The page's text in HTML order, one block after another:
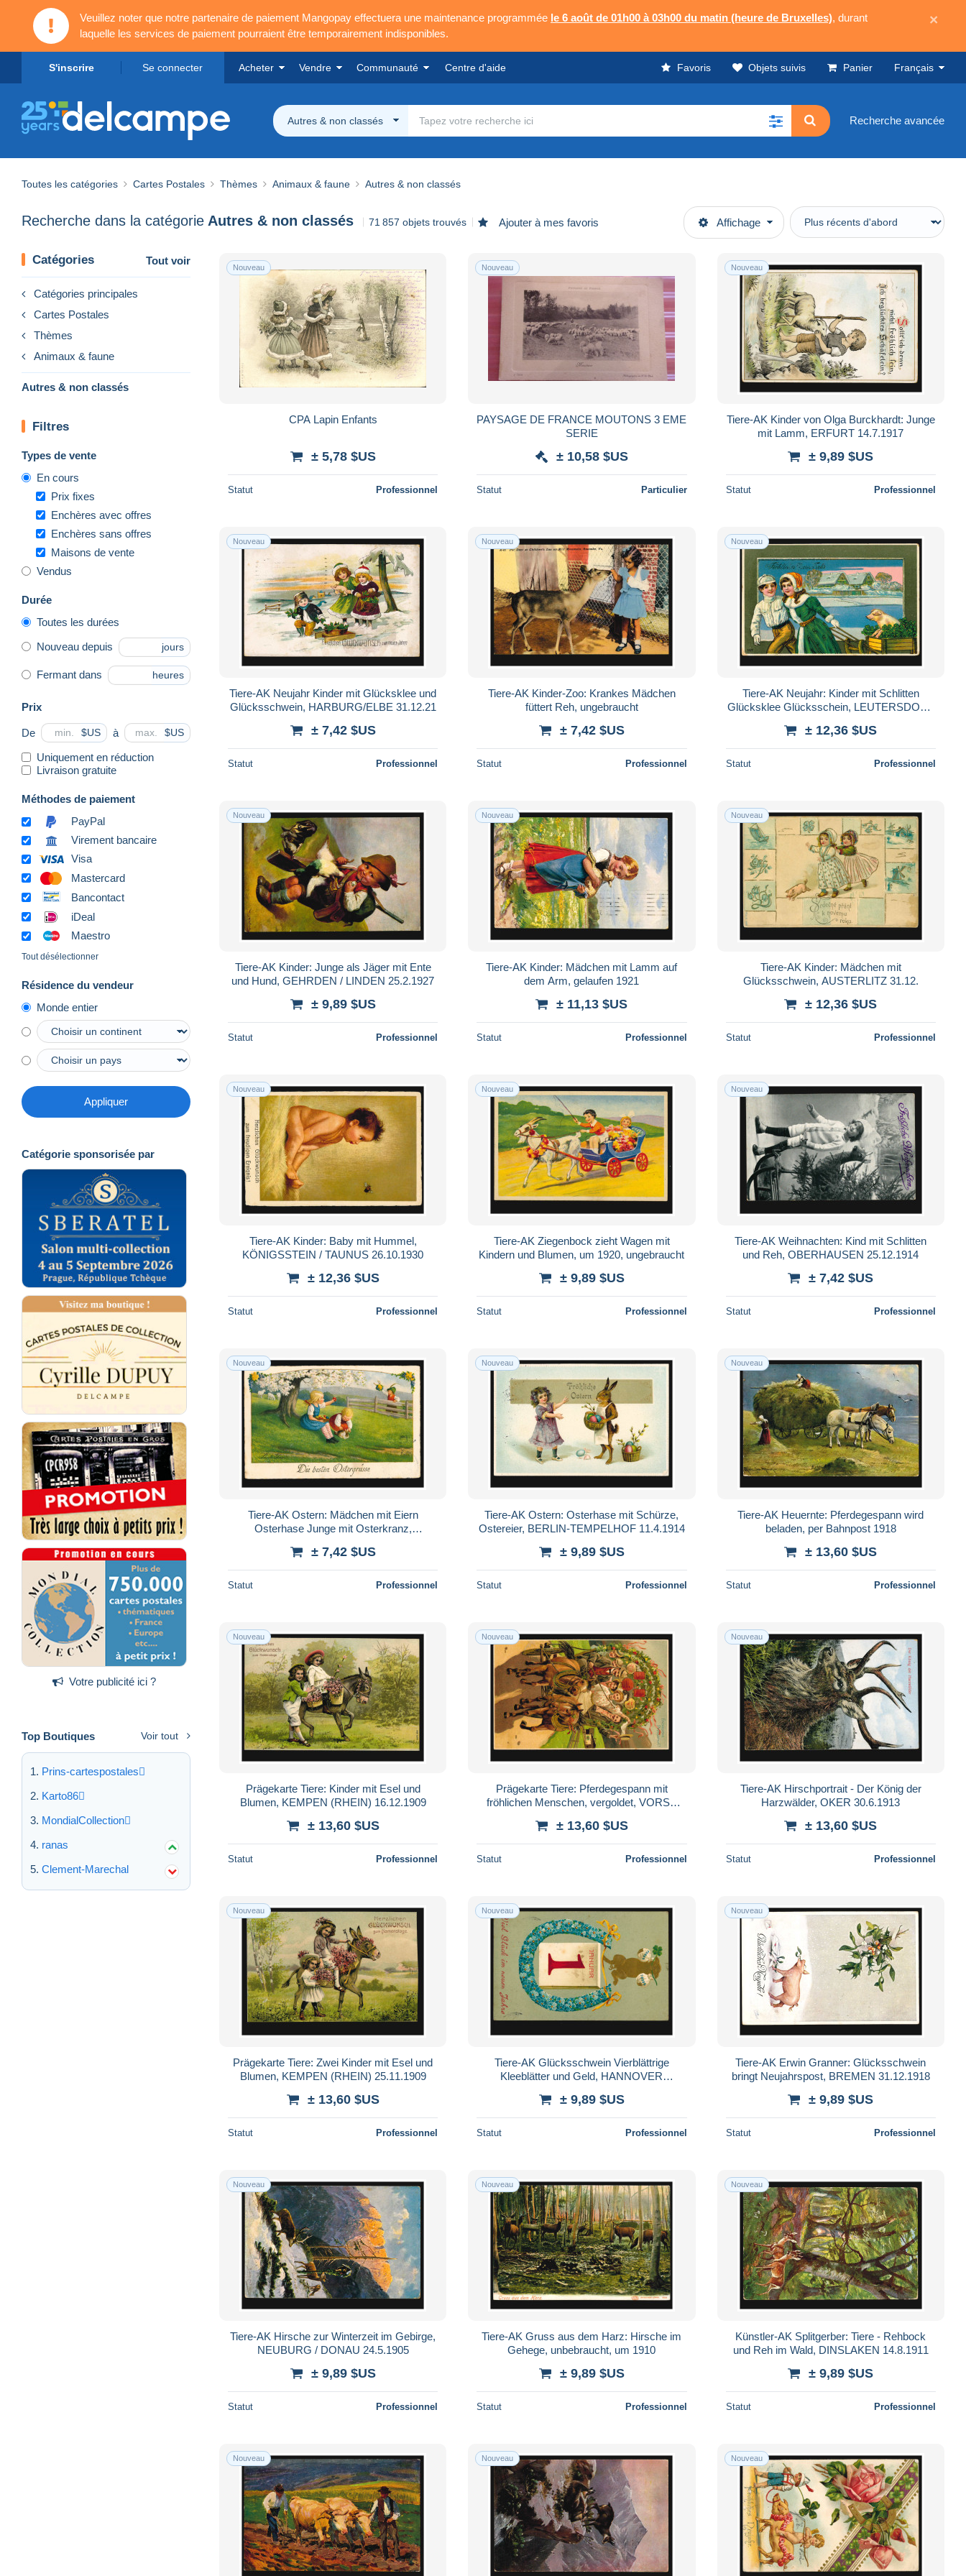
Veuillez noter que notre partenaire de paiement Mangopay effectuera une maintenance programmée le 6 août de 01h00 à 03h00 du matin (heure de Bruxelles), durant
laquelle les services de paiement pourraient être temporairement indisponibles.
×
S'inscrire Se connecter Acheter Vendre Communauté Centre d'aide Favoris Objets suivis Panier Français
Autres & non classés Recherche avancée
Toutes les catégories Cartes Postales Thèmes Animaux & faune Autres & non classés
Recherche dans la catégorie Autres & non classés 71 857 objets trouvés Ajouter à mes favoris Affichage
Catégories Tout voir
Catégories principales
Cartes Postales
Thèmes
Animaux & faune
Autres & non classés
Filtres
Types de vente
En cours
Prix fixes
Enchères avec offres
Enchères sans offres
Maisons de vente
Vendus
Durée
Toutes les durées
Nouveau depuis jours
Fermant dans heures
Prix
De $US à $US
Uniquement en réduction
Livraison gratuite
Méthodes de paiement
PayPal
Virement bancaire
Visa
Mastercard
Bancontact
iDeal
Maestro
Tout désélectionner
Résidence du vendeur
Monde entier
Appliquer
Catégorie sponsorisée par
Votre publicité ici ?
Top Boutiques Voir tout
Prins-cartespostales
Karto86
MondialCollection
ranas
Clement-Marechal
Nouveau
CPA Lapin Enfants
± 5,78 $US
Statut Professionnel
Nouveau
PAYSAGE DE FRANCE MOUTONS 3 EME
SERIE
± 10,58 $US
Statut Particulier
Nouveau
Tiere-AK Kinder von Olga Burckhardt: Junge
mit Lamm, ERFURT 14.7.1917
± 9,89 $US
Statut Professionnel
Nouveau
Tiere-AK Neujahr Kinder mit Glücksklee und
Glücksschwein, HARBURG/ELBE 31.12.21
± 7,42 $US
Statut Professionnel
Nouveau
Tiere-AK Kinder-Zoo: Krankes Mädchen
füttert Reh, ungebraucht
± 7,42 $US
Statut Professionnel
Nouveau
Tiere-AK Neujahr: Kinder mit Schlitten
Glücksklee Glücksschein, LEUTERSDORF
± 12,36 $US
Statut Professionnel
Nouveau
Tiere-AK Kinder: Junge als Jäger mit Ente
und Hund, GEHRDEN / LINDEN 25.2.1927
± 9,89 $US
Statut Professionnel
Nouveau
Tiere-AK Kinder: Mädchen mit Lamm auf
dem Arm, gelaufen 1921
± 11,13 $US
Statut Professionnel
Nouveau
Tiere-AK Kinder: Mädchen mit
Glücksschwein, AUSTERLITZ 31.12.
± 12,36 $US
Statut Professionnel
Nouveau
Tiere-AK Kinder: Baby mit Hummel,
KÖNIGSSTEIN / TAUNUS 26.10.1930
± 12,36 $US
Statut Professionnel
Nouveau
Tiere-AK Ziegenbock zieht Wagen mit
Kindern und Blumen, um 1920, ungebraucht
± 9,89 $US
Statut Professionnel
Nouveau
Tiere-AK Weihnachten: Kind mit Schlitten
und Reh, OBERHAUSEN 25.12.1914
± 7,42 $US
Statut Professionnel
Nouveau
Tiere-AK Ostern: Mädchen mit Eiern
Osterhase Junge mit Osterkranz,
± 7,42 $US
Statut Professionnel
Nouveau
Tiere-AK Ostern: Osterhase mit Schürze,
Ostereier, BERLIN-TEMPELHOF 11.4.1914
± 9,89 $US
Statut Professionnel
Nouveau
Tiere-AK Heuernte: Pferdegespann wird
beladen, per Bahnpost 1918
± 13,60 $US
Statut Professionnel
Nouveau
Prägekarte Tiere: Kinder mit Esel und
Blumen, KEMPEN (RHEIN) 16.12.1909
± 13,60 $US
Statut Professionnel
Nouveau
Prägekarte Tiere: Pferdegespann mit
fröhlichen Menschen, vergoldet, VORST
± 13,60 $US
Statut Professionnel
Nouveau
Tiere-AK Hirschportrait - Der König der
Harzwälder, OKER 30.6.1913
± 13,60 $US
Statut Professionnel
Nouveau
Prägekarte Tiere: Zwei Kinder mit Esel und
Blumen, KEMPEN (RHEIN) 25.11.1909
± 13,60 $US
Statut Professionnel
Nouveau
Tiere-AK Glücksschwein Vierblättrige
Kleeblätter und Geld, HANNOVER
± 9,89 $US
Statut Professionnel
Nouveau
Tiere-AK Erwin Granner: Glücksschwein
bringt Neujahrspost, BREMEN 31.12.1918
± 9,89 $US
Statut Professionnel
Nouveau
Tiere-AK Hirsche zur Winterzeit im Gebirge,
NEUBURG / DONAU 24.5.1905
± 9,89 $US
Statut Professionnel
Nouveau
Tiere-AK Gruss aus dem Harz: Hirsche im
Gehege, unbebraucht, um 1910
± 9,89 $US
Statut Professionnel
Nouveau
Künstler-AK Splitgerber: Tiere - Rehbock
und Reh im Wald, DINSLAKEN 14.8.1911
± 9,89 $US
Statut Professionnel
Nouveau Nouveau Nouveau